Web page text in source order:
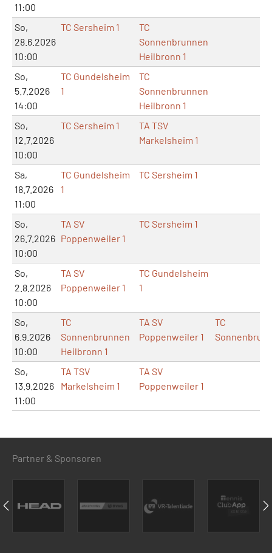
11:00
So,
28.6.2026
10:00
TC Sersheim 1
TC
Sonnenbrunnen
Heilbronn 1
So,
5.7.2026
14:00
TC Gundelsheim
1
TC
Sonnenbrunnen
Heilbronn 1
So,
12.7.2026
10:00
TC Sersheim 1
TA TSV
Markelsheim 1
Sa,
18.7.2026
11:00
TC Gundelsheim
1
TC Sersheim 1
So,
26.7.2026
10:00
TA SV
Poppenweiler 1
TC Sersheim 1
So,
2.8.2026
10:00
TA SV
Poppenweiler 1
TC Gundelsheim
1
So,
6.9.2026
10:00
TC
Sonnenbrunnen
Heilbronn 1
TA SV
Poppenweiler 1
TC
So,
13.9.2026
11:00
TA TSV
Markelsheim 1
TA SV
Poppenweiler 1
Partner & Sponsoren